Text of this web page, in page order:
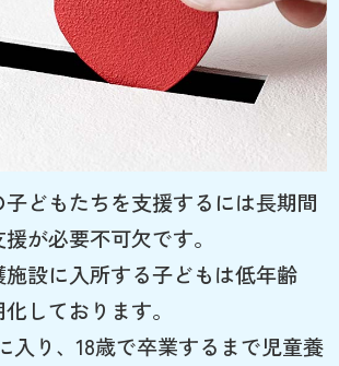
どもたちを支援するには長期間
が必要不可欠です。
設に入所する子どもは低年齢
しております。
入り、18歳で卒業するまで児童養